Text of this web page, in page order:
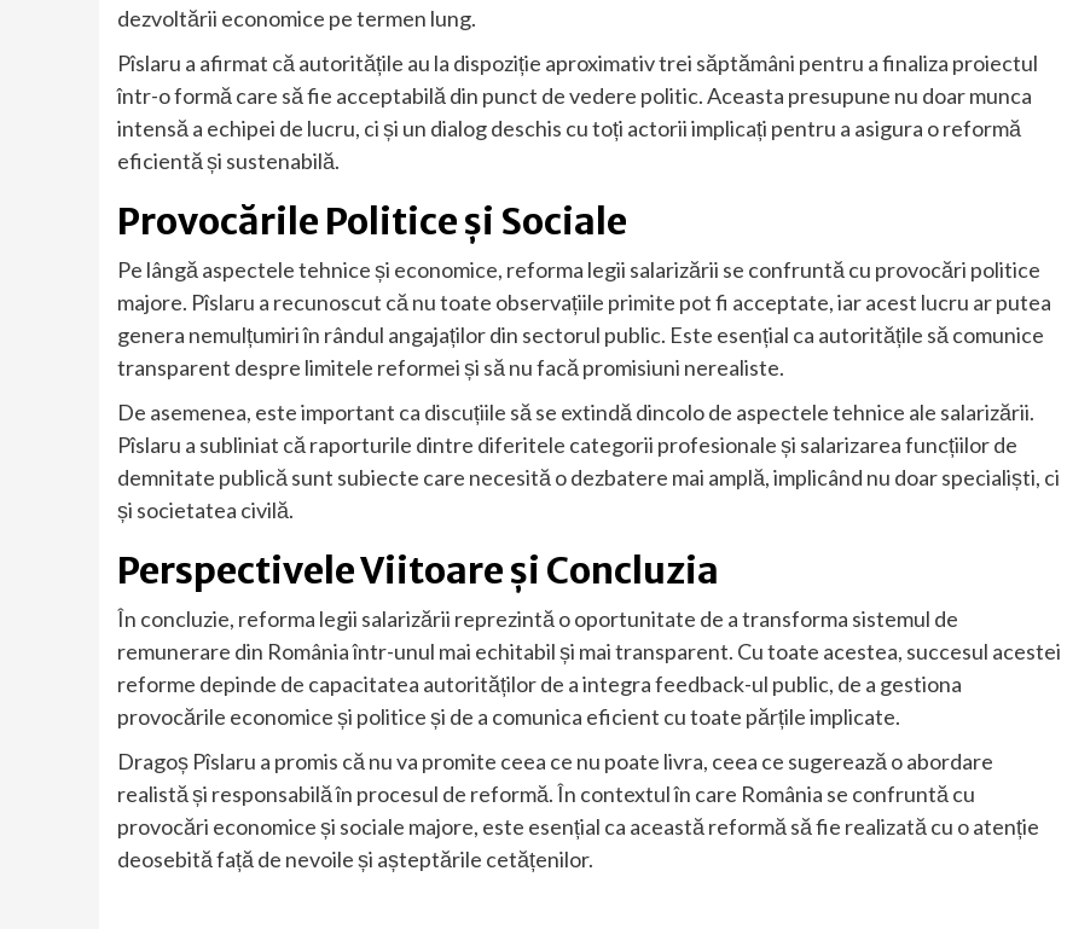
dezvoltării economice pe termen lung.
Pîslaru a afirmat că autoritățile au la dispoziție aproximativ trei săptămâni pentru a finaliza proiectul
într-o formă care să fie acceptabilă din punct de vedere politic. Aceasta presupune nu doar munca
intensă a echipei de lucru, ci și un dialog deschis cu toți actorii implicați pentru a asigura o reformă
eficientă și sustenabilă.
Provocările Politice și Sociale
Pe lângă aspectele tehnice și economice, reforma legii salarizării se confruntă cu provocări politice
majore. Pîslaru a recunoscut că nu toate observațiile primite pot fi acceptate, iar acest lucru ar putea
genera nemulțumiri în rândul angajaților din sectorul public. Este esențial ca autoritățile să comunice
transparent despre limitele reformei și să nu facă promisiuni nerealiste.
De asemenea, este important ca discuțiile să se extindă dincolo de aspectele tehnice ale salarizării.
Pîslaru a subliniat că raporturile dintre diferitele categorii profesionale și salarizarea funcțiilor de
demnitate publică sunt subiecte care necesită o dezbatere mai amplă, implicând nu doar specialiști, ci
și societatea civilă.
Perspectivele Viitoare și Concluzia
În concluzie, reforma legii salarizării reprezintă o oportunitate de a transforma sistemul de
remunerare din România într-unul mai echitabil și mai transparent. Cu toate acestea, succesul acestei
reforme depinde de capacitatea autorităților de a integra feedback-ul public, de a gestiona
provocările economice și politice și de a comunica eficient cu toate părțile implicate.
Dragoș Pîslaru a promis că nu va promite ceea ce nu poate livra, ceea ce sugerează o abordare
realistă și responsabilă în procesul de reformă. În contextul în care România se confruntă cu
provocări economice și sociale majore, este esențial ca această reformă să fie realizată cu o atenție
deosebită față de nevoile și așteptările cetățenilor.